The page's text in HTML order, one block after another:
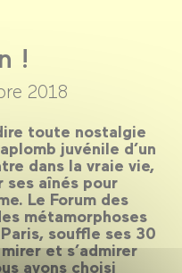
!
2018
toute nostalgie
juvénile d’un
dans la vraie vie,
ses aînés pour
Le Forum des
métamorphoses
souffle ses 30
et s’admirer
avons choisi